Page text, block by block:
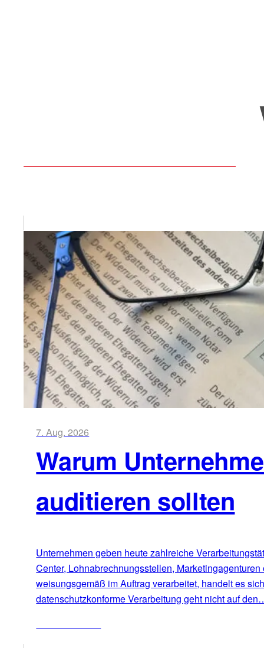
7. Aug. 2026
Warum
auditieren sollten
Unternehmen geben heute zahlreiche
Center, Lohnabrechnungsstellen,
weisungsgemäß im Auftrag verarbeitet, handelt es
datenschutzkonforme Verarbeitung geht nicht auf